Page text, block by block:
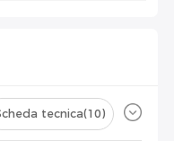
tecnica(10)